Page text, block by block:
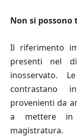
Non si
Il riferimento
presenti nel
inosservato.
contrastano
provenienti da
a mettere in
magistratura.